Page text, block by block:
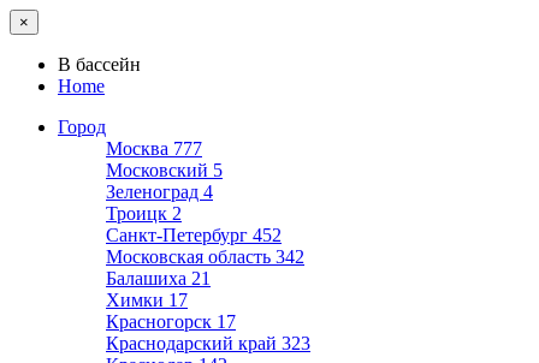
×
В бассейн
Home
Город
Москва 777
Московский 5
Зеленоград 4
Троицк 2
Санкт-Петербург 452
Московская область 342
Балашиха 21
Химки 17
Красногорск 17
Краснодарский край 323